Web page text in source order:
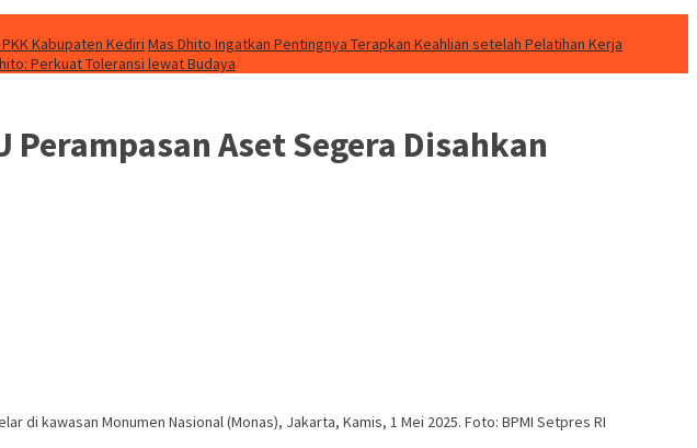
Kabupaten Kediri Mas Dhito Ingatkan Pentingnya Terapkan Keahlian setelah Pelatihan Kerja
Perkuat Toleransi lewat Budaya
Aset Segera Disahkan
di kawasan Monumen Nasional (Monas), Jakarta, Kamis, 1 Mei 2025. Foto: BPMI Setpres RI